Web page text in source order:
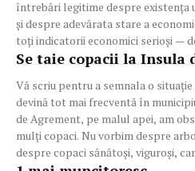
întrebări legitime despre existența
și despre adevărata stare a
toți indicatorii economici serioși —
Se taie copacii la Insula
Vă scriu pentru a semnala o
devină tot mai frecventă în
de Agrement, pe malul apei, am
mulți copaci. Nu vorbim despre
despre copaci sănătoși, viguroși,